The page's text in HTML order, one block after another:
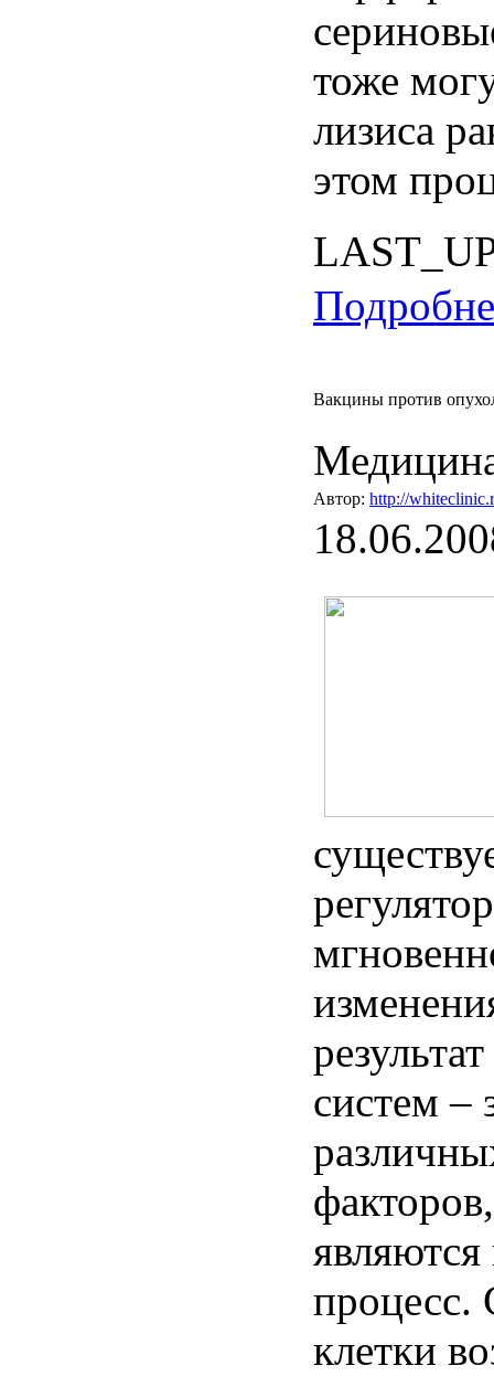
тоже
лизиса
этом
Вакцины против
Автор: http://
результат
систем –
факторов
являются
процесс.
клетки